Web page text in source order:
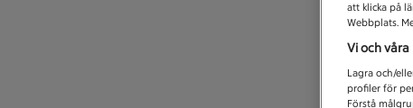
att klicka på
Webbplats.
Vi och
Lagra och/
profiler för
Förstå